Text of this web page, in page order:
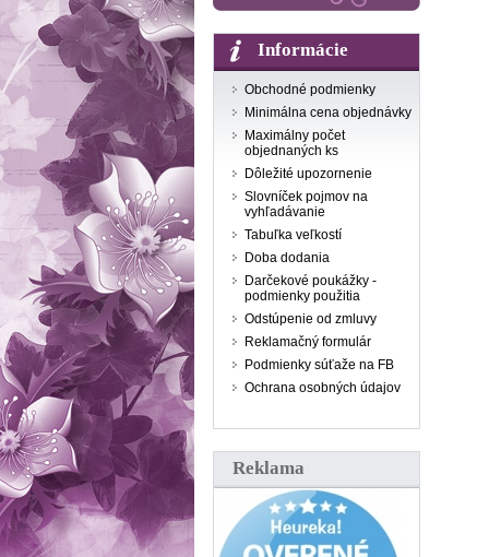
Informácie
Obchodné podmienky
Minimálna cena objednávky
Maximálny počet
objednaných ks
Dôležité upozornenie
Slovníček pojmov na
vyhľadávanie
Tabuľka veľkostí
Doba dodania
Darčekové poukážky -
podmienky použitia
Odstúpenie od zmluvy
Reklamačný formulár
Podmienky súťaže na FB
Ochrana osobných údajov
Reklama